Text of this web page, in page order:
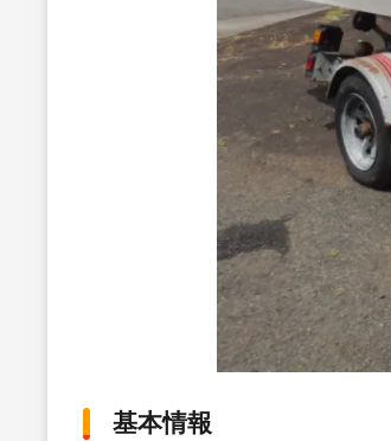
基本情報